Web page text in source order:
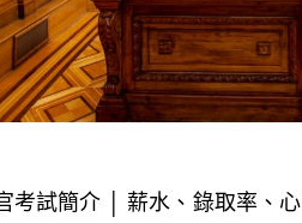
考試簡介 │ 薪水、錄取率、